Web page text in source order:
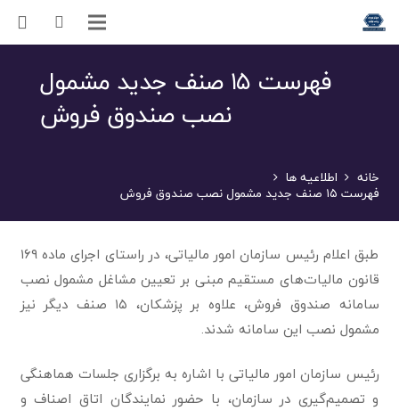
فهرست ۱۵ صنف جدید مشمول
نصب صندوق فروش
خانه اطلاعیه ها
فهرست ۱۵ صنف جدید مشمول نصب صندوق فروش
طبق اعلام رئیس سازمان امور مالیاتی، در راستای اجرای ماده ۱۶۹
قانون مالیات‌های مستقیم مبنی بر تعیین مشاغل مشمول نصب
سامانه صندوق فروش، علاوه بر پزشکان، ۱۵ صنف دیگر نیز
مشمول نصب این سامانه شدند.
رئیس سازمان امور مالیاتی با اشاره به برگزاری جلسات هماهنگی
و تصمیم‌گیری در سازمان، با حضور نمایندگان اتاق اصناف و